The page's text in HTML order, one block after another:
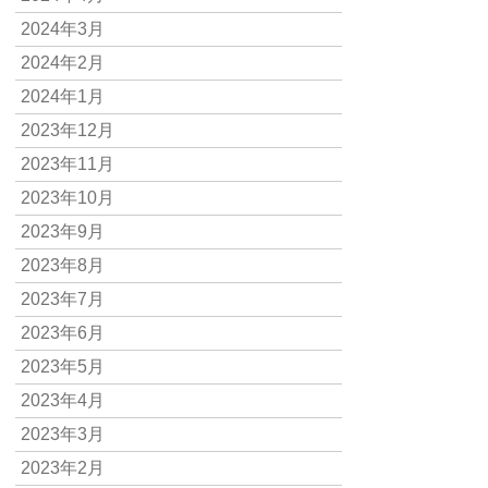
2024年3月
2024年2月
2024年1月
2023年12月
2023年11月
2023年10月
2023年9月
2023年8月
2023年7月
2023年6月
2023年5月
2023年4月
2023年3月
2023年2月